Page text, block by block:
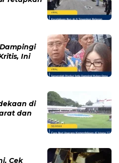
Belasan Penumpang,
Ruben Onsu Saat